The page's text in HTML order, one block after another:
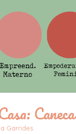
Garrides